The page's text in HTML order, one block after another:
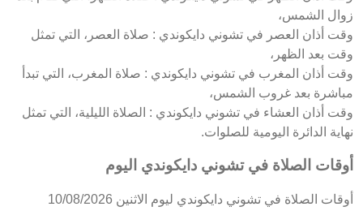
زوال الشمس،
وقت أذان العصر في تشوني دايكوندي : صلاة العصر، التي تمثل
وقت بعد الظهر،
وقت أذان المغرب في تشوني دايكوندي : صلاة المغرب، التي تبدأ
مباشرة بعد غروب الشمس،
وقت أذان العشاء في تشوني دايكوندي : الصلاة الليلية، التي تمثل
نهاية الدائرة اليومية للصلوات.
أوقات الصلاة في تشوني دايكوندي اليوم
أوقات الصلاة في تشوني دايكوندي ليوم الاثنين 10/08/2026